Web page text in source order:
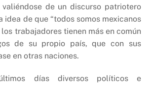
de un discurso patriotero
idea de que “todos somos mexicanos
trabajadores tienen más en común
de su propio país, que con sus
en otras naciones.
días diversos políticos e